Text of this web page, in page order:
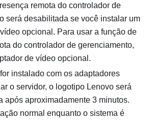
remota do controlador de
será desabilitada se você instalar um
opcional. Para usar a função de
do controlador de gerenciamento,
de vídeo opcional.
instalado com os adaptadores
o servidor, o logotipo Lenovo será
após aproximadamente 3 minutos.
normal enquanto o sistema é